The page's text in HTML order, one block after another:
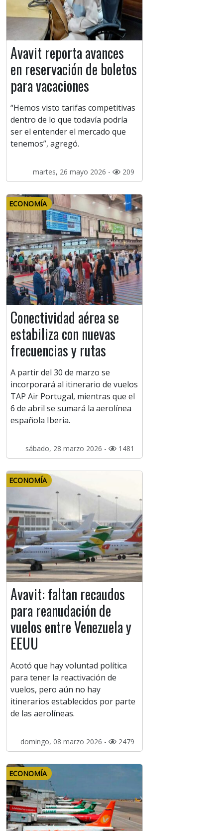
Avavit reporta avances
en reservación de boletos
para vacaciones
“Hemos visto tarifas competitivas
dentro de lo que todavía podría
ser el entender el mercado que
tenemos”, agregó.
martes, 26 mayo 2026 - 209
ECONOMÍA
Conectividad aérea se
estabiliza con nuevas
frecuencias y rutas
A partir del 30 de marzo se
incorporará al itinerario de vuelos
TAP Air Portugal, mientras que el
6 de abril se sumará la aerolínea
española Iberia.
sábado, 28 marzo 2026 - 1481
ECONOMÍA
Avavit: faltan recaudos
para reanudación de
vuelos entre Venezuela y
EEUU
Acotó que hay voluntad política
para tener la reactivación de
vuelos, pero aún no hay
itinerarios establecidos por parte
de las aerolíneas.
domingo, 08 marzo 2026 - 2479
ECONOMÍA